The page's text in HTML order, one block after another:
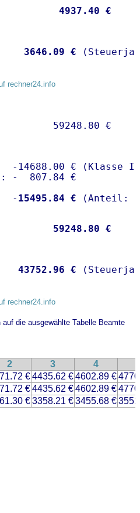
4937.40 €
3646.09 €
rechner24.info
14688.00 € (Klasse I)
-  807.84 €
- 15495.84 €
59248.80 €
43752.96 €
rechner24.info
die ausgewählte Tabelle Beamte
2 3 4
€4435.62 €4602.89 €
€4435.62 €4602.89 €
€3358.21 €3455.68 €